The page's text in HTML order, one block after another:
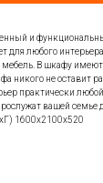
и
для любого
В шкафу
никого не оставит
практически
вашей семье
1600х2100х520